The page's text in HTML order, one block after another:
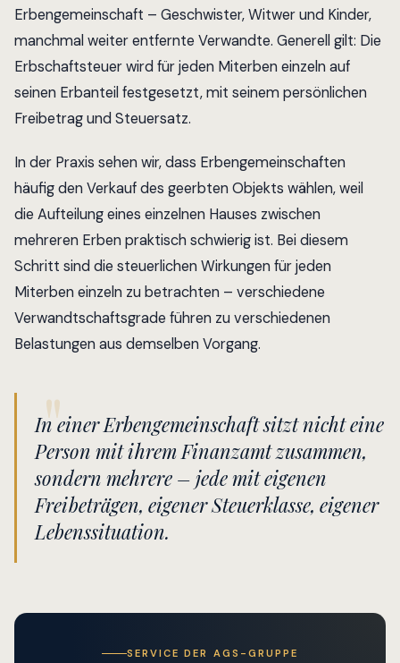
Erbengemeinschaft – Geschwister, Witwer und Kinder,
manchmal weiter entfernte Verwandte. Generell gilt: Die
Erbschaftsteuer wird für jeden Miterben einzeln auf
seinen Erbanteil festgesetzt, mit seinem persönlichen
Freibetrag und Steuersatz.
In der Praxis sehen wir, dass Erbengemeinschaften
häufig den Verkauf des geerbten Objekts wählen, weil
die Aufteilung eines einzelnen Hauses zwischen
mehreren Erben praktisch schwierig ist. Bei diesem
Schritt sind die steuerlichen Wirkungen für jeden
Miterben einzeln zu betrachten – verschiedene
Verwandtschaftsgrade führen zu verschiedenen
Belastungen aus demselben Vorgang.
In einer Erbengemeinschaft sitzt nichteine
Person mit ihrem Finanzamt zusammen,
sondern mehrere – jede mit eigenen
Freibeträgen, eigener Steuerklasse, eigener
Lebenssituation.
SERVICE DER AGS-GRUPPE